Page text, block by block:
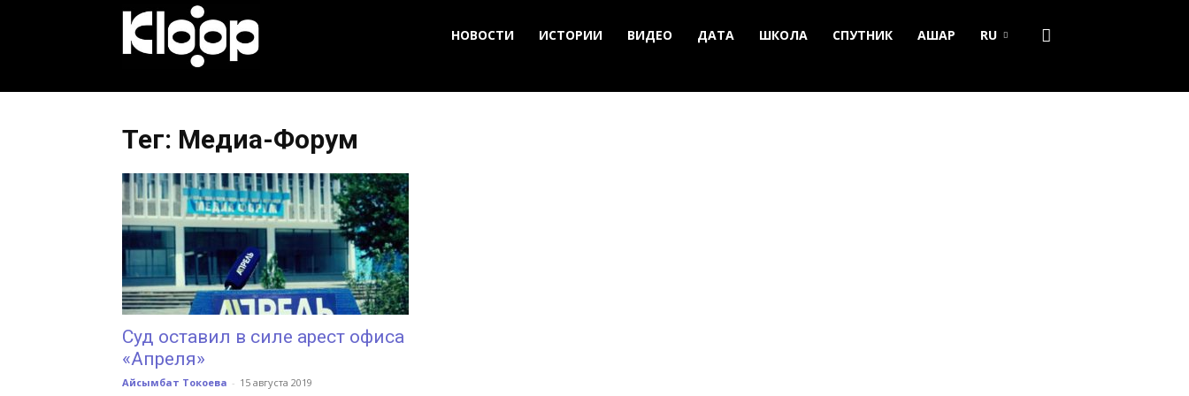
Новости
Кыргызстана
НОВОСТИ ИСТОРИИ ВИДЕО ДАТА ШКОЛА СПУТНИК АШАР RU
Тег: Медиа-Форум
Суд оставил в силе арест офиса
«Апреля»
Айсымбат Токоева - 15 августа 2019